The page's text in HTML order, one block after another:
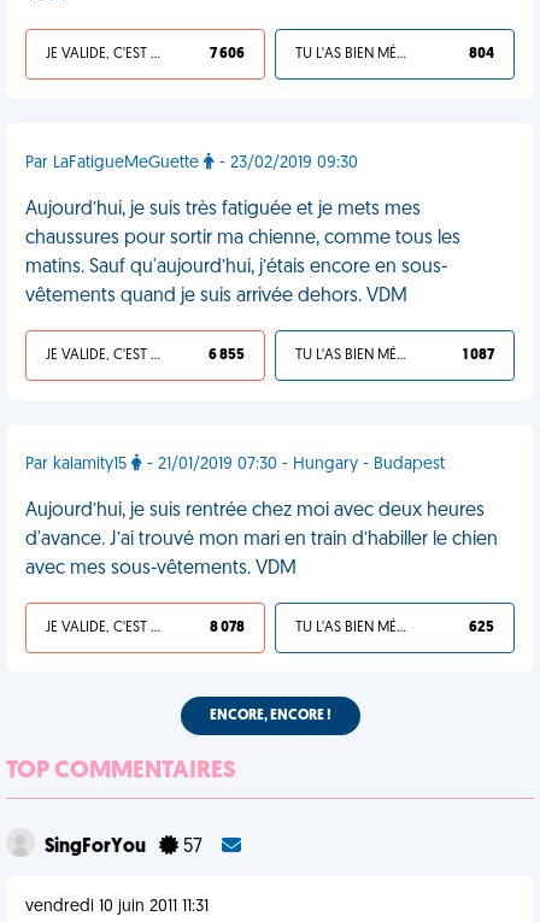
JE VALIDE, C'EST UNE VDM 7 606 TU L'AS BIEN MÉRITÉ 804
Par LaFatigueMeGuette - 23/02/2019 09:30
Aujourd’hui, je suis très fatiguée et je mets mes
chaussures pour sortir ma chienne, comme tous les
matins. Sauf qu'aujourd’hui, j’étais encore en sous-
vêtements quand je suis arrivée dehors. VDM
JE VALIDE, C'EST UNE VDM 6 855 TU L'AS BIEN MÉRITÉ 1 087
Par kalamity15 - 21/01/2019 07:30 - Hungary - Budapest
Aujourd’hui, je suis rentrée chez moi avec deux heures
d'avance. J’ai trouvé mon mari en train d’habiller le chien
avec mes sous-vêtements. VDM
JE VALIDE, C'EST UNE VDM 8 078 TU L'AS BIEN MÉRITÉ 625
ENCORE, ENCORE !
TOP COMMENTAIRES
SingForYou 57
vendredi 10 juin 2011 11:31